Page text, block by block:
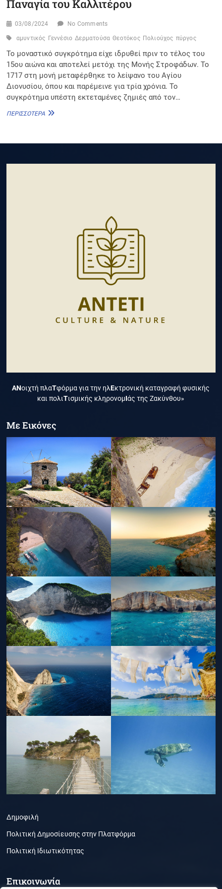
Παναγία του Καλλιτέρου
03/08/2024 No Comments
αμυντικός Γεννέσιο Δερματούσα Θεοτόκος Πολιούχος πύργος
Το μοναστικό συγκρότημα είχε ιδρυθεί πριν το τέλος του
15ου αιώνα και αποτελεί μετόχι της Μονής Στροφάδων. Το
1717 στη μονή μεταφέρθηκε το λείψανο του Αγίου
Διονυσίου, όπου και παρέμεινε για τρία χρόνια. Το
συγκρότημα υπέστη εκτεταμένες ζημιές από τον…
ΠΕΡΙΣΣΌΤΕΡΑ ΠΑΝΑΓΊΑ
ΑΝοιχτή πλαΤφόρμα για την ηλΕκτρονική καταγραφή φυσικής
και πολιΤισμικής κληρονομΙάς της Ζακύνθου»
Με Εικόνες
Δημοφιλή
Πολιτική Δημοσίευσης στην Πλατφόρμα
Πολιτική Ιδιωτικότητας
Επικοινωνία